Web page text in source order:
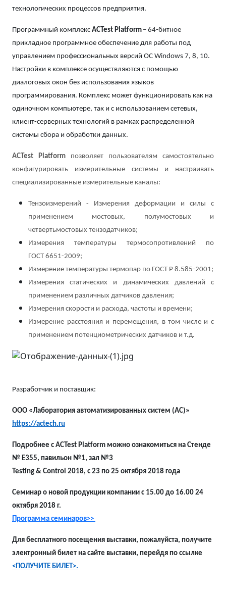
технологических процессов предприятия.
Программный комплекс ACTest Platform – 64-битное
прикладное программное обеспечение для работы под
управлением профессиональных версий ОС Windows 7, 8, 10.
Настройки в комплексе осуществляются с помощью
диалоговых окон без использования языков
программирования. Комплекс может функционировать как на
одиночном компьютере, так и с использованием сетевых,
клиент-серверных технологий в рамках распределенной
системы сбора и обработки данных.
ACTest Platform позволяет пользователям самостоятельно
конфигурировать измерительные системы и настраивать
специализированные измерительные каналы:
Тензоизмерений - Измерения деформации и силы с
применением мостовых, полумостовых и
четвертьмостовых тензодатчиков;
Измерения температуры термосопротивлений по
ГОСТ 6651-2009;
Измерение температуры термопар по ГОСТ Р 8.585-2001;
Измерения статических и динамических давлений с
применением различных датчиков давления;
Измерения скорости и расхода, частоты и времени;
Измерение расстояния и перемещения, в том числе и с
применением потенциометрических датчиков и т.д.
Разработчик и поставщик:
ООО «Лаборатория автоматизированных систем (АС)»
https://actech.ru
Подробнее с ACTest Platform можно ознакомиться на Стенде
№ Е355, павильон №1, зал №3
Testing & Control 2018, с 23 по 25 октября 2018 года
Семинар о новой продукции компании с 15.00 до 16.00 24
октября 2018 г.
Программа семинаров>>
Для бесплатного посещения выставки, пожалуйста, получите
электронный билет на сайте выставки, перейдя по ссылке
<ПОЛУЧИТЕ БИЛЕТ>.